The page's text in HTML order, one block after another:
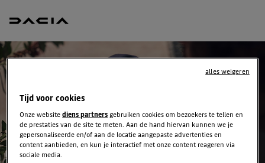
Tijd voor cookies
Onze websitediens partners gebruiken cookies om bezoekers te tellen en
de prestaties van de site te meten. Aan de hand hiervan kunnen we je
gepersonaliseerde en/of aan de locatie aangepaste advertenties en
content aanbieden, en kun je interactief met onze content reageren via
sociale media.
alles weigeren